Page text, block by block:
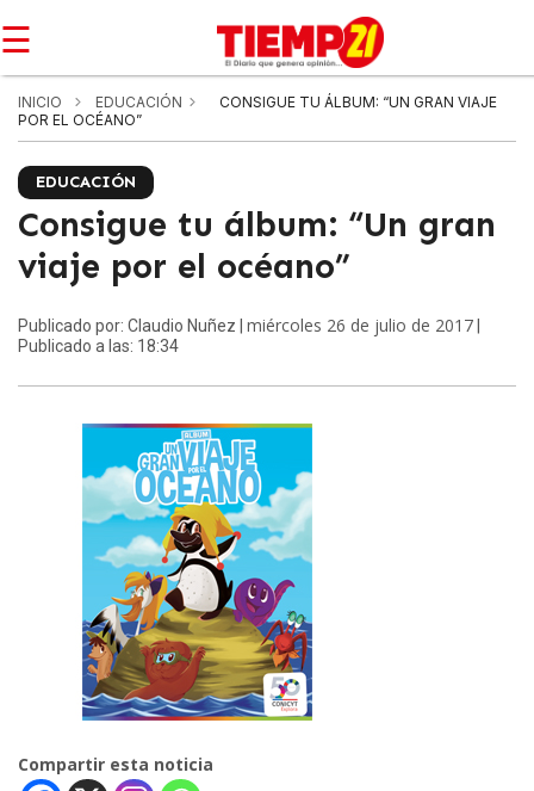
☰
INICIO EDUCACIÓN
CONSIGUE TU ÁLBUM: “UN GRAN VIAJE
POR EL OCÉANO”
EDUCACIÓN
Consigue tu álbum: “Un gran
viaje por el océano”
Publicado por: Claudio Nuñez | miércoles 26 de julio de 2017
Publicado a las: 18:34
Compartir esta noticia